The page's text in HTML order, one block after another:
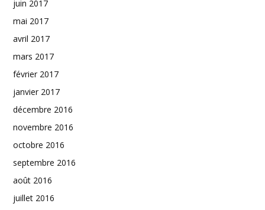
juin 2017
mai 2017
avril 2017
mars 2017
février 2017
janvier 2017
décembre 2016
novembre 2016
octobre 2016
septembre 2016
août 2016
juillet 2016